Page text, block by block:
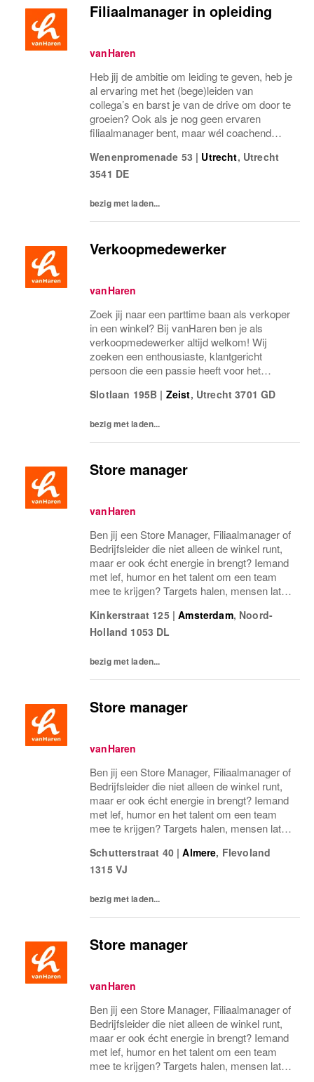
Filiaalmanager in opleiding
vanHaren
Heb jij de ambitie om leiding te geven, heb je
al ervaring met het (bege)leiden van
collega’s en barst je van de drive om door te
groeien? Ook als je nog geen ervaren
filiaalmanager bent, maar wél coachend
aansturende ervaring hebt, maken we graag
kennis met je. Bij...
Wenenpromenade 53 | Utrecht, Utrecht
3541 DE
bezig met laden...
Verkoopmedewerker
vanHaren
Zoek jij naar een parttime baan als verkoper
in een winkel? Bij vanHaren ben je als
verkoopmedewerker altijd welkom! Wij
zoeken een enthousiaste, klantgericht
persoon die een passie heeft voor het
zelfs al wat ervaring als verkoper in een
Slotlaan 195B | Zeist, Utrecht 3701 GD
bezig met laden...
Store manager
vanHaren
Ben jij een Store Manager, Filiaalmanager of
Bedrijfsleider die niet alleen de winkel runt,
maar er ook écht energie in brengt? Iemand
met lef, humor en het talent om een team
mee te krijgen? Targets halen, mensen laten
please! Dan zoeken wij jou.Bij...
Kinkerstraat 125 | Amsterdam, Noord-
Holland 1053 DL
bezig met laden...
Store manager
vanHaren
Ben jij een Store Manager, Filiaalmanager of
Bedrijfsleider die niet alleen de winkel runt,
maar er ook écht energie in brengt? Iemand
met lef, humor en het talent om een team
mee te krijgen? Targets halen, mensen laten
please! Dan zoeken wij jou.Bij...
Schutterstraat 40 | Almere, Flevoland
1315 VJ
bezig met laden...
Store manager
vanHaren
Ben jij een Store Manager, Filiaalmanager of
Bedrijfsleider die niet alleen de winkel runt,
maar er ook écht energie in brengt? Iemand
met lef, humor en het talent om een team
mee te krijgen? Targets halen, mensen laten